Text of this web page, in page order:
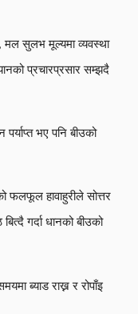
मल सुलभ मूल्यमा व्यवस्था
प्रचारप्रसार सम्झदै
भए पनि बीउको
फलफूल हावाहुरीले सोत्तर
गर्दा धानको बीउको
ब्याड राख्न र रोपाँइ